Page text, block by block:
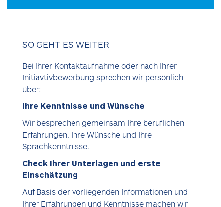
SO GEHT ES WEITER
Bei Ihrer Kontaktaufnahme oder nach Ihrer
Initiavtivbewerbung sprechen wir persönlich
über:
Ihre Kenntnisse und Wünsche
Wir besprechen gemeinsam Ihre beruflichen
Erfahrungen, Ihre Wünsche und Ihre
Sprachkenntnisse.
Check Ihrer Unterlagen und erste
Einschätzung
Auf Basis der vorliegenden Informationen und
Ihrer Erfahrungen und Kenntnisse machen wir